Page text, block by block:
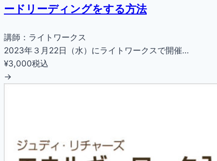
ードリーディングをする方法
講師：ライトワークス
2023年３月22日（水）にライトワークスで開催…
¥3,000税込
→